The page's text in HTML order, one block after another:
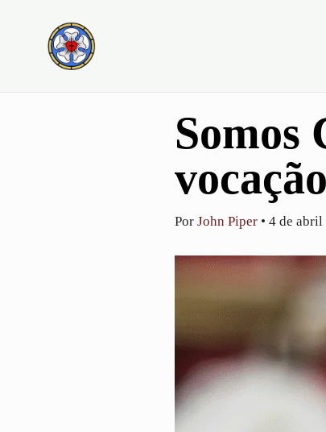
Somos
Por John Piper • 4 de abril